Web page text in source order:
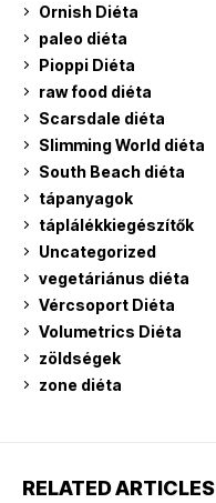
Ornish Diéta
paleo diéta
Pioppi Diéta
raw food diéta
Scarsdale diéta
Slimming World diéta
South Beach diéta
tápanyagok
táplálékkiegészítők
Uncategorized
vegetáriánus diéta
Vércsoport Diéta
Volumetrics Diéta
zöldségek
zone diéta
RELATED ARTICLES